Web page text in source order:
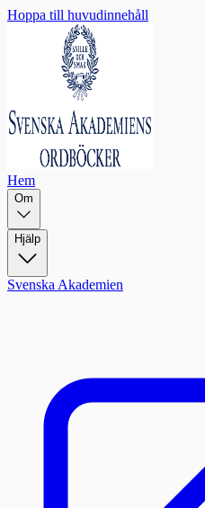
Hoppa till huvudinnehåll
Hem
Om
Hjälp
Svenska Akademien